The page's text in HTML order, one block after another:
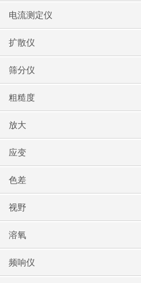
电流测定仪
扩散仪
筛分仪
粗糙度
放大
应变
色差
视野
溶氧
频响仪